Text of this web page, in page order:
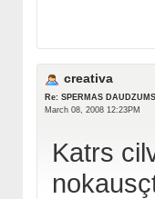
creativa
Re: SPERMAS DAUDZUMS
March 08, 2008 12:23PM
Katrs